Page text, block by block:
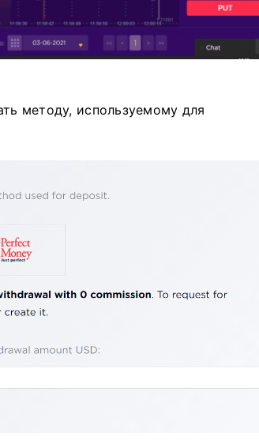
методу, используемому для